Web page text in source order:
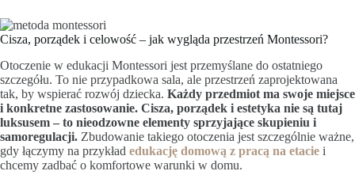
Cisza, porządek i celowość – jak wygląda przestrzeń Montessori?
Otoczenie w edukacji Montessori jest przemyślane do ostatniego
szczegółu. To nie przypadkowa sala, ale przestrzeń zaprojektowana
tak, by wspierać rozwój dziecka. Każdy przedmiot ma swoje miejsce
i konkretne zastosowanie. Cisza, porządek i estetyka nie są tutaj
luksusem – to nieodzowne elementy sprzyjające skupieniu i
samoregulacji. Zbudowanie takiego otoczenia jest szczególnie ważne,
gdy łączymy na przykład edukację domową z pracą na etacie i
chcemy zadbać o komfortowe warunki w domu.